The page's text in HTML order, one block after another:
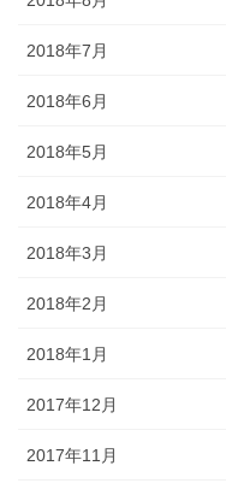
2018年7月
2018年6月
2018年5月
2018年4月
2018年3月
2018年2月
2018年1月
2017年12月
2017年11月